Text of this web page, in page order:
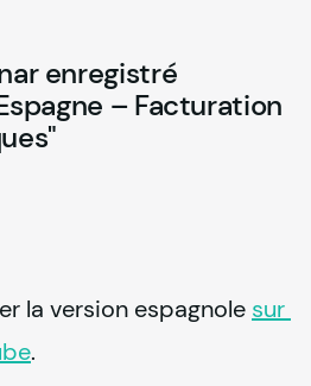
enregistré
– Facturation
la version espagnole sur
.